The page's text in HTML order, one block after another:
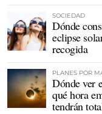
SOCIEDAD
Dónde
eclipse
recogida
PLANES POR
Dónde ver
qué hora
tendrán